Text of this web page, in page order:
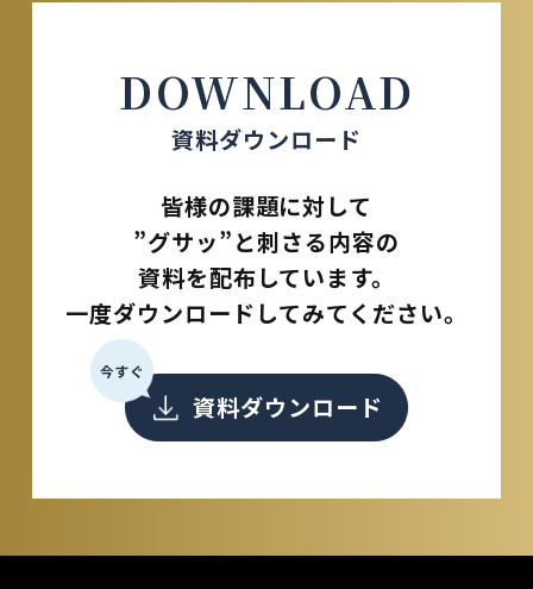
DOWNLOAD
資料ダウンロード
皆様の課題に対して
”グサッ”と刺さる内容の
資料を配布しています。
一度ダウンロードしてみてください。
今すぐ
資料ダウンロード